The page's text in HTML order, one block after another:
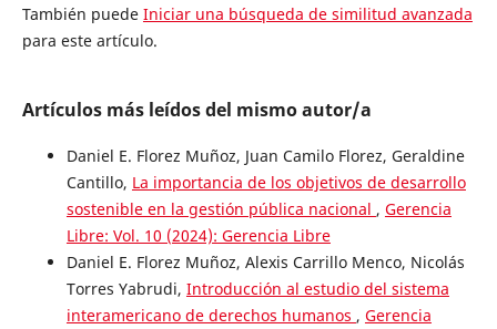
También puede Iniciar una búsqueda de similitud avanzada
para este artículo.
Artículos más leídos del mismo autor/a
Daniel E. Florez Muñoz, Juan Camilo Florez, Geraldine
Cantillo, La importancia de los objetivos de desarrollo
sostenible en la gestión pública nacional , Gerencia
Libre: Vol. 10 (2024): Gerencia Libre
Daniel E. Florez Muñoz, Alexis Carrillo Menco, Nicolás
Torres Yabrudi, Introducción al estudio del sistema
interamericano de derechos humanos , Gerencia